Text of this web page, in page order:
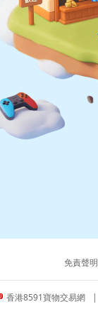
免責聲明
香港8591寶物交易網 |